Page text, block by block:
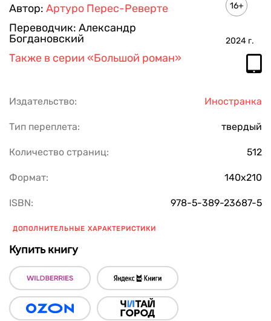
Автор: Артуро Перес-Реверте
Переводчик: Александр
Богдановский
16+
2024 г.
Также в серии «Большой роман»
Издательство: Иностранка
Тип переплета: твердый
Количество страниц: 512
Формат: 140х210
ISBN: 978-5-389-23687-5
ДОПОЛНИТЕЛЬНЫЕ ХАРАКТЕРИСТИКИ
Купить книгу